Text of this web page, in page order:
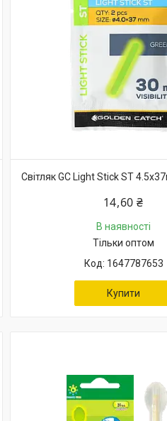
Світляк GC Light Stick ST
14,60 ₴
В наявності
Тільки оптом
1647787653
Купити